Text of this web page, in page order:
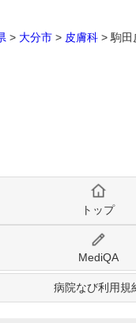
> 大分市 > 皮膚科 > 駒田
トップ
MediQA
病院なび利用規